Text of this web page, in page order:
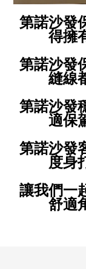
第諾沙發
得擁
第諾沙發
縫線
第諾沙發
適保
第諾沙發
度身
讓我們一
舒適